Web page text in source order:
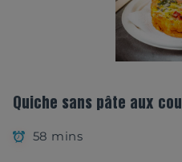
Quiche sans pâte aux
58 mins